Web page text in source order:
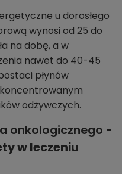
u dorosłego
wynosi od 25 do
na dobę, a w
nawet do 40-45
płynów
odżywczych.
onkologicznego -
w leczeniu